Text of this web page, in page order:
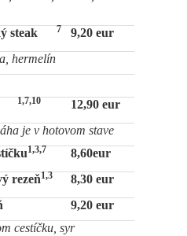
steak 7
9,20 eur
hermelín
1,7,10
12,90 eur
je v hotovom stave
1,3,7
8,60eur
rezeň1,3
8,30 eur
9,20 eur
cestíčku, syr